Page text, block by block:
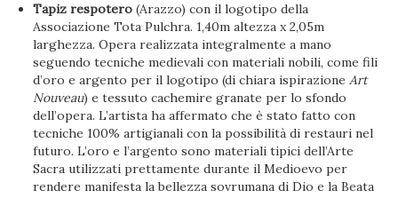
Tapiz respotero (Arazzo) con il logotipo della
Associazione Tota Pulchra. 1,40m altezza x 2,05m
larghezza. Opera realizzata integralmente a mano
seguendo tecniche medievali con materiali nobili, come fili
d’oro e argento per il logotipo (di chiara ispirazioneArt
Nouveau) e tessuto cachemire granate per lo sfondo
dell’opera. L’artista ha affermato che è stato fatto con
tecniche 100% artigianali con la possibilità di restauri nel
futuro. L’oro e l’argento sono materiali tipici dell’Arte
Sacra utilizzati prettamente durante il Medioevo per
rendere manifesta la bellezza sovrumana di Dio e la Beata